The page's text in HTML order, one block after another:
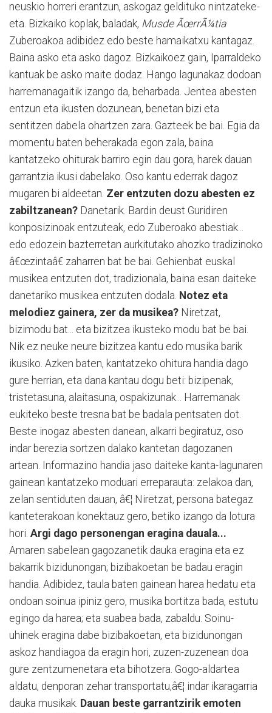
neuskio horreri erantzun, askogaz geldituko nintzateke-
eta. Bizkaiko koplak, baladak, Musde ÃœrrÃ¼tia
Zuberoakoa adibidez edo beste hamaikatxu kantagaz.
Baina asko eta asko dagoz. Bizkaikoez gain, Iparraldeko
kantuak be asko maite dodaz. Hango lagunakaz dodoan
harremanagaitik izango da, beharbada. Jentea abesten
entzun eta ikusten dozunean, benetan bizi eta
sentitzen dabela ohartzen zara. Gazteek be bai. Egia da
momentu baten beherakada egon zala, baina
kantatzeko ohiturak barriro egin dau gora, harek dauan
garrantzia ikusi dabelako. Oso kantu ederrak dagoz
mugaren bi aldeetan. Zer entzuten dozu abesten ez
zabiltzanean? Danetarik. Bardin deust Guridiren
konposizinoak entzuteak, edo Zuberoako abestiak...
edo edozein bazterretan aurkitutako ahozko tradizinoko
â€œzintaâ€ zaharren bat be bai. Gehienbat euskal
musikea entzuten dot, tradizionala, baina esan daiteke
danetariko musikea entzuten dodala. Notez eta
melodiez gainera, zer da musikea? Niretzat,
bizimodu bat... eta bizitzea ikusteko modu bat be bai.
Nik ez neuke neure bizitzea kantu edo musika barik
ikusiko. Azken baten, kantatzeko ohitura handia dago
gure herrian, eta dana kantau dogu beti: bizipenak,
tristetasuna, alaitasuna, ospakizunak... Harremanak
eukiteko beste tresna bat be badala pentsaten dot.
Beste inogaz abesten danean, alkarri begiratuz, oso
indar berezia sortzen dalako kantetan dagozanen
artean. Informazino handia jaso daiteke kanta-lagunaren
gainean kantatzeko moduari erreparauta: zelakoa dan,
zelan sentiduten dauan, â€¦ Niretzat, persona bategaz
kanteterakoan konektauz gero, betiko izango da lotura
hori. Argi dago personengan eragina dauala...
Amaren sabelean gagozanetik dauka eragina eta ez
bakarrik bizidunongan; bizibakoetan be badau eragin
handia. Adibidez, taula baten gainean harea hedatu eta
ondoan soinua ipiniz gero, musika bortitza bada, estutu
egingo da harea; eta suabea bada, zabaldu. Soinu-
uhinek eragina dabe bizibakoetan, eta bizidunongan
askoz handiagoa da eragin hori, zuzen-zuzenean doa
gure zentzumenetara eta bihotzera. Gogo-aldartea
aldatu, denporan zehar transportatu,â€¦ indar ikaragarria
dauka musikak. Dauan beste garrantzirik emoten